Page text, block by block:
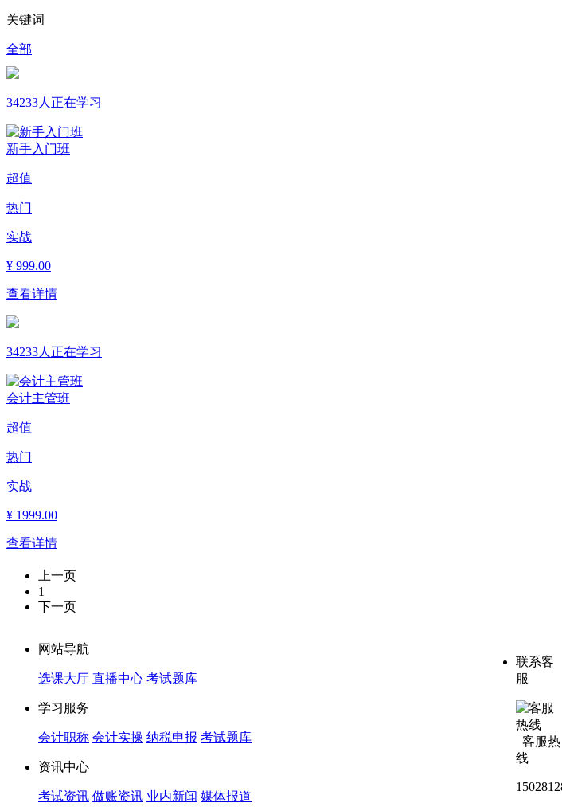
关键词
全部
34233人正在学习
新手入门班
超值
热门
实战
¥ 999.00
查看详情
34233人正在学习
会计主管班
超值
热门
实战
¥ 1999.00
查看详情
上一页
1
下一页
网站导航
选课大厅 直播中心 考试题库
学习服务
会计职称 会计实操 纳税申报 考试题库
资讯中心
考试资讯 做账资讯 业内新闻 媒体报道
联系客
服
客服热
线